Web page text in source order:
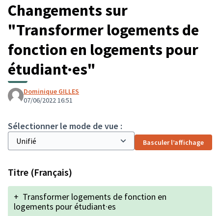
Changements sur
"Transformer logements de
fonction en logements pour
étudiant·es"
Dominique GILLES
07/06/2022 16:51
Sélectionner le mode de vue :
Basculer l’affichage
Titre (Français)
+ Transformer logements de fonction en
logements pour étudiant·es